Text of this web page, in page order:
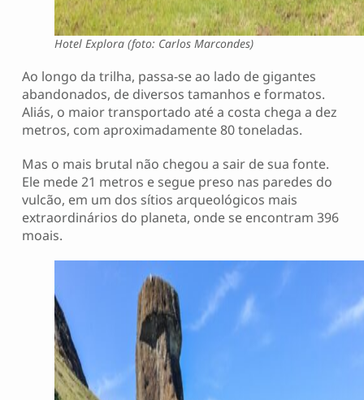
Hotel Explora (foto: Carlos Marcondes)
Ao longo da trilha, passa-se ao lado de gigantes
abandonados, de diversos tamanhos e formatos.
Aliás, o maior transportado até a costa chega a dez
metros, com aproximadamente 80 toneladas.
Mas o mais brutal não chegou a sair de sua fonte.
Ele mede 21 metros e segue preso nas paredes do
vulcão, em um dos sítios arqueológicos mais
extraordinários do planeta, onde se encontram 396
moais.